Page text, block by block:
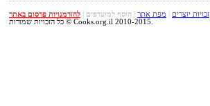
זכויות יוצרים מפת אתר הוסף למועדפים
להזדמנויות פרסום באתר
כל הזכויות שמורות © Cooks.org.il 2010-2015.